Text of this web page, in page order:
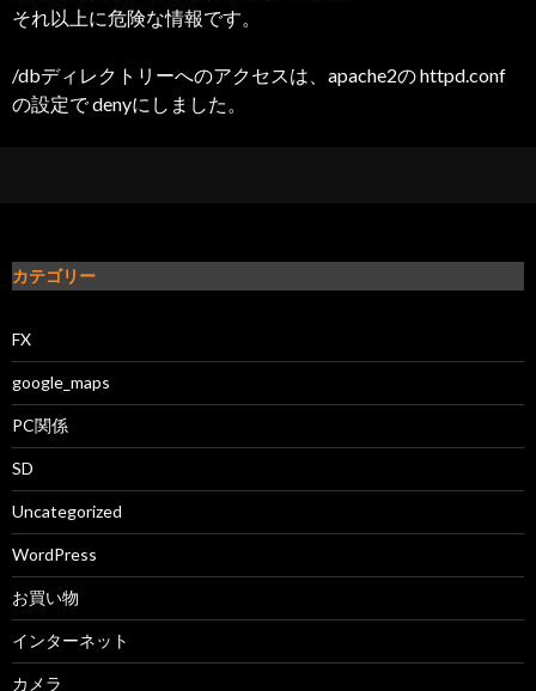
それ以上に危険な情報です。
/dbディレクトリーへのアクセスは、apache2の httpd.conf
の設定で denyにしました。
カテゴリー
FX
google_maps
PC関係
SD
Uncategorized
WordPress
お買い物
インターネット
カメラ